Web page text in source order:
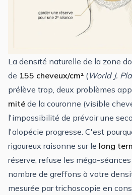
La densité naturelle de la zone
de 155 cheveux/cm² (World J.
prélève trop, deux problèmes
mité de la couronne (visible
l'impossibilité de prévoir une
l'alopécie progresse. C'est
rigoureux raisonne sur le long
réserve, refuse les méga-
nombre de greffons à votre
mesurée par trichoscopie en